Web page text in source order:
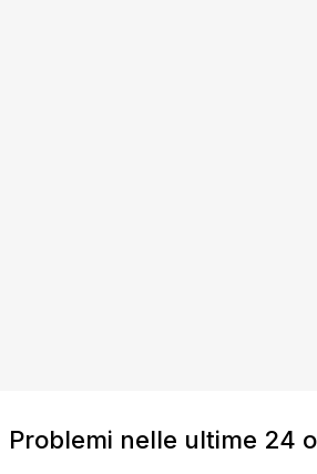
Problemi nelle ultime 24